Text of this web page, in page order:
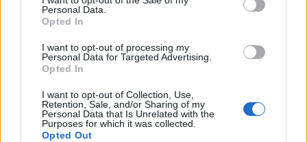
Personal Data.
Opted In
I want to opt-out of processing my
Personal Data for Targeted Advertising.
Opted In
I want to opt-out of Collection, Use,
Retention, Sale, and/or Sharing of my
Personal Data that Is Unrelated with the
Purposes for which it was collected.
Opted Out
Ez is a Duna, csak Németországban és
Twin City Liner: sugárhajtással
Pozsonyból Bécsbe